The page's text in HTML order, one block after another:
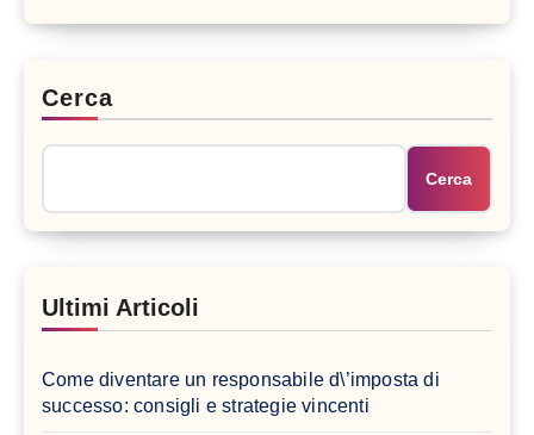
Cerca
Cerca
Ultimi Articoli
Come diventare un responsabile d\’imposta di
successo: consigli e strategie vincenti